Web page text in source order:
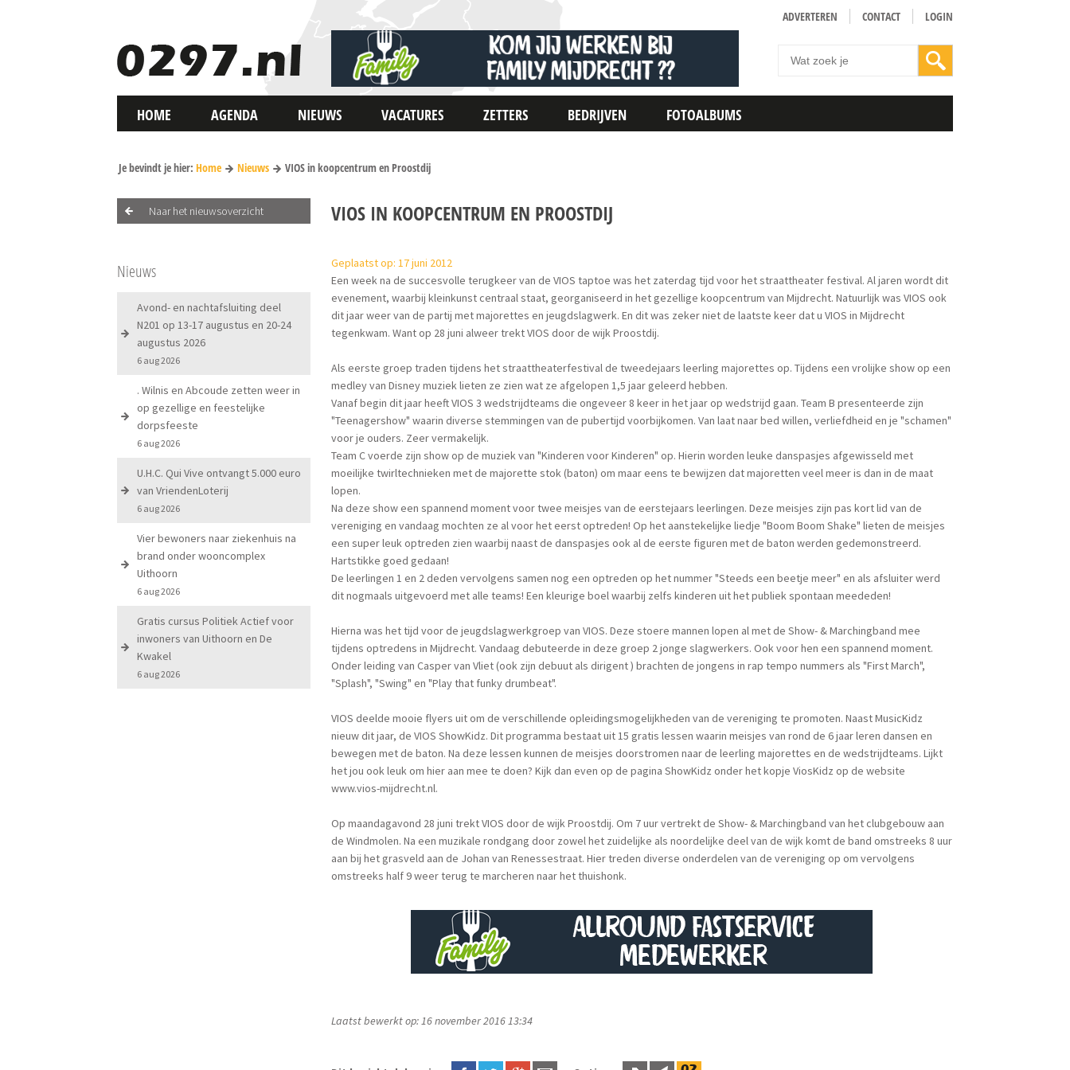
ADVERTEREN CONTACT LOGIN
HOME AGENDA NIEUWS VACATURES ZETTERS BEDRIJVEN FOTOALBUMS
Je bevindt je hier: Home Nieuws VIOS in koopcentrum en Proostdij
Naar het nieuwsoverzicht
Nieuws
Avond- en nachtafsluiting deel
N201 op 13-17 augustus en 20-24
augustus 2026
6 aug 2026
. Wilnis en Abcoude zetten weer in
op gezellige en feestelijke
dorpsfeeste
6 aug 2026
U.H.C. Qui Vive ontvangt 5.000 euro
van VriendenLoterij
6 aug 2026
Vier bewoners naar ziekenhuis na
brand onder wooncomplex
Uithoorn
6 aug 2026
Gratis cursus Politiek Actief voor
inwoners van Uithoorn en De
Kwakel
6 aug 2026
VIOS IN KOOPCENTRUM EN PROOSTDIJ
Geplaatst op: 17 juni 2012
Een week na de succesvolle terugkeer van de VIOS taptoe was het zaterdag tijd voor het straattheater festival. Al jaren wordt dit
evenement, waarbij kleinkunst centraal staat, georganiseerd in het gezellige koopcentrum van Mijdrecht. Natuurlijk was VIOS ook
dit jaar weer van de partij met majorettes en jeugdslagwerk. En dit was zeker niet de laatste keer dat u VIOS in Mijdrecht
tegenkwam. Want op 28 juni alweer trekt VIOS door de wijk Proostdij.
Als eerste groep traden tijdens het straattheaterfestival de tweedejaars leerling majorettes op. Tijdens een vrolijke show op een
medley van Disney muziek lieten ze zien wat ze afgelopen 1,5 jaar geleerd hebben.
Vanaf begin dit jaar heeft VIOS 3 wedstrijdteams die ongeveer 8 keer in het jaar op wedstrijd gaan. Team B presenteerde zijn
"Teenagershow" waarin diverse stemmingen van de pubertijd voorbijkomen. Van laat naar bed willen, verliefdheid en je "schamen"
voor je ouders. Zeer vermakelijk.
Team C voerde zijn show op de muziek van "Kinderen voor Kinderen" op. Hierin worden leuke danspasjes afgewisseld met
moeilijke twirltechnieken met de majorette stok (baton) om maar eens te bewijzen dat majoretten veel meer is dan in de maat
lopen.
Na deze show een spannend moment voor twee meisjes van de eerstejaars leerlingen. Deze meisjes zijn pas kort lid van de
vereniging en vandaag mochten ze al voor het eerst optreden! Op het aanstekelijke liedje "Boom Boom Shake" lieten de meisjes
een super leuk optreden zien waarbij naast de danspasjes ook al de eerste figuren met de baton werden gedemonstreerd.
Hartstikke goed gedaan!
De leerlingen 1 en 2 deden vervolgens samen nog een optreden op het nummer "Steeds een beetje meer" en als afsluiter werd
dit nogmaals uitgevoerd met alle teams! Een kleurige boel waarbij zelfs kinderen uit het publiek spontaan meededen!
Hierna was het tijd voor de jeugdslagwerkgroep van VIOS. Deze stoere mannen lopen al met de Show- & Marchingband mee
tijdens optredens in Mijdrecht. Vandaag debuteerde in deze groep 2 jonge slagwerkers. Ook voor hen een spannend moment.
Onder leiding van Casper van Vliet (ook zijn debuut als dirigent ) brachten de jongens in rap tempo nummers als "First March",
"Splash", "Swing" en "Play that funky drumbeat".
VIOS deelde mooie flyers uit om de verschillende opleidingsmogelijkheden van de vereniging te promoten. Naast MusicKidz
nieuw dit jaar, de VIOS ShowKidz. Dit programma bestaat uit 15 gratis lessen waarin meisjes van rond de 6 jaar leren dansen en
bewegen met de baton. Na deze lessen kunnen de meisjes doorstromen naar de leerling majorettes en de wedstrijdteams. Lijkt
het jou ook leuk om hier aan mee te doen? Kijk dan even op de pagina ShowKidz onder het kopje ViosKidz op de website
www.vios-mijdrecht.nl.
Op maandagavond 28 juni trekt VIOS door de wijk Proostdij. Om 7 uur vertrekt de Show- & Marchingband van het clubgebouw aan
de Windmolen. Na een muzikale rondgang door zowel het zuidelijke als noordelijke deel van de wijk komt de band omstreeks 8 uur
aan bij het grasveld aan de Johan van Renessestraat. Hier treden diverse onderdelen van de vereniging op om vervolgens
omstreeks half 9 weer terug te marcheren naar het thuishonk.
Laatst bewerkt op: 16 november 2016 13:34